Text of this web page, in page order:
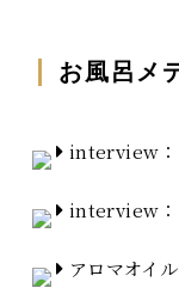
お風呂メ
interview：
interview：
アロマオイ